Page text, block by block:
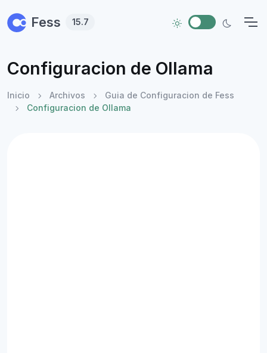
Fess 15.7
Configuracion de Ollama
Inicio Archivos
Guia de Configuracion de Fess
Configuracion de Ollama